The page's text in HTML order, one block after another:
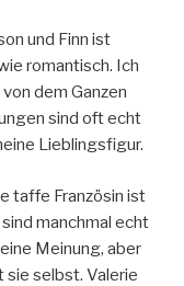
und Finn ist
romantisch. Ich
dem Ganzen
sind oft echt
Lieblingsfigur.
taffe Französin ist
manchmal echt
Meinung, aber
sie selbst. Valerie